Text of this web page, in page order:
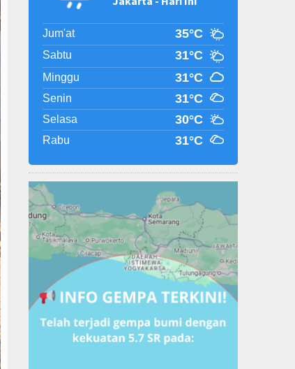
Jum'at 35°C
Sabtu 31°C
Minggu 31°C
Senin 31°C
Selasa 30°C
Rabu 31°C